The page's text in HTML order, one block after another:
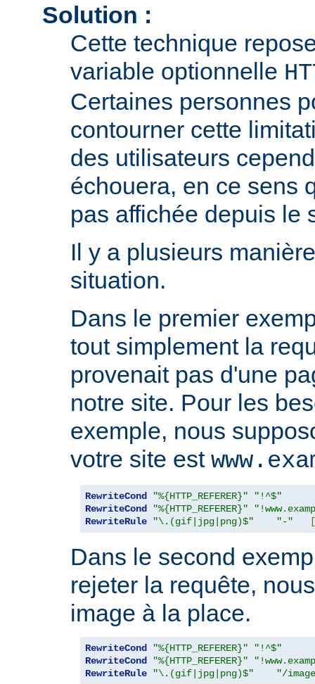
Solution :
Cette technique
variable optionnelle
Certaines personnes
contourner cette
des utilisateurs
échouera, en ce sens
pas affichée depuis le
Il y a plusieurs
situation.
Dans le premier
tout simplement la
provenait pas d'une
notre site. Pour les
exemple, nous
votre site est
RewriteCond "%{HTTP_REFERER}"
"!^$"
RewriteCond
"%{HTTP_REFERER}"
RewriteRule
"\.(gif|jpg|png)$" "-" [
Dans le second
rejeter la requête,
image à la place.
RewriteCond "%{HTTP_REFERER}"
"!^$"
RewriteCond
"%{HTTP_REFERER}"
RewriteRule
"\.(gif|jpg|png)$" "/